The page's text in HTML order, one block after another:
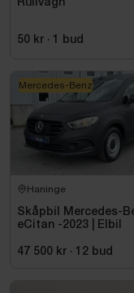
Rullvagn
50 kr · 1 bud
Haninge
Skåpbil Mercedes-
eCitan -2023 | Elbil
47 500 kr · 12 bud
Mercedes-Benz